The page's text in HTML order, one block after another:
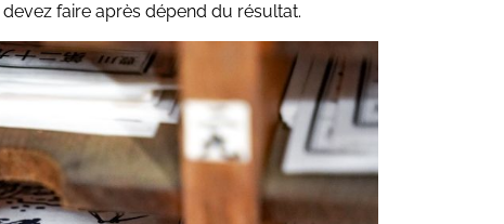
faire après dépend du résultat.